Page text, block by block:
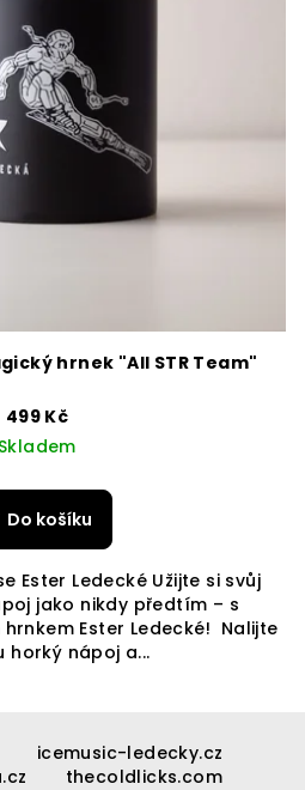
hrnek "All STR Team"
499 Kč
Skladem
Do košíku
Ester Ledecké Užijte si svůj
jako nikdy předtím – s
Ester Ledecké! Nalijte
horký nápoj a...
icemusic-ledecky.cz
thecoldlicks.com